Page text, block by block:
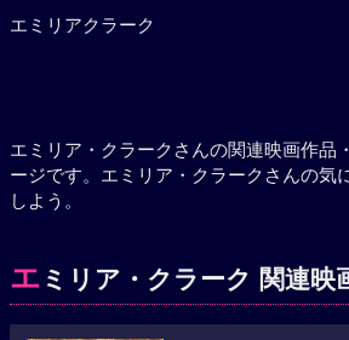
エミリアクラーク
エミリア・クラークさんの関連映画作品
ージです。エミリア・クラークさんの気
しよう。
エ ミリア・クラーク 関連映